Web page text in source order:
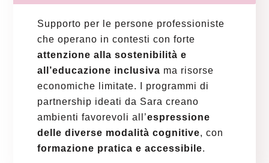
Supporto per le persone professioniste
che operano in contesti con forte
attenzione alla sostenibilità e
all’educazione inclusiva ma risorse
economiche limitate. I programmi di
partnership ideati da Sara creano
ambienti favorevoli all’espressione
delle diverse modalità cognitive, con
formazione pratica e accessibile.